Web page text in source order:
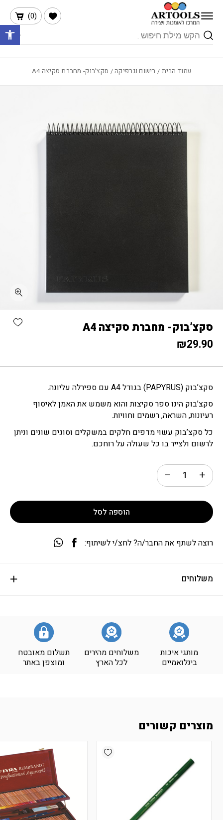
Skip to Content
Products
search
(
0
)
הרשימה שלי
עמוד הבית / רישום וגרפיקה/ סקצ’בוק- מחברת סקיצה A4
סקצ’בוק- מחברת סקיצה A4
₪29.90
סקצ’בוק (PAPYRUSׂ) בגודל A4 עם ספירלה עליונה.
סקצ’בוק הינו ספר סקיצות והוא משמש את האמן לאיסוף
רעיונות, השראה, רשמים וחוויות.
כל סקצ’בוק עשוי מדפים חלקים במשקלים וסוגים שונים וניתן
לרשום ולצייר בו כל שעולה על רוחכם.
הוספה לסל
משלוחים
מותגי איכות
בינלואמיים
משלוחים מהירים
לכל הארץ
תשלום מאובטח
ומוצפן באתר
רוצה לשתף את החבר/ה? לחצ/י לשיתוף:
מוצרים קשורים
Add wishlist
בחזרה למעלה